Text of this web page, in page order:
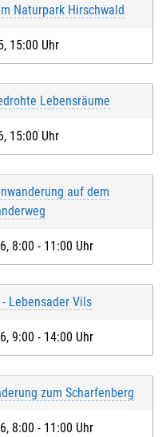
Naturpark Hirschwald
15:00 Uhr
Lebensräume
15:00 Uhr
auf dem
8:00 - 11:00 Uhr
Lebensader Vils
9:00 - 14:00 Uhr
zum Scharfenberg
8:00 - 11:00 Uhr